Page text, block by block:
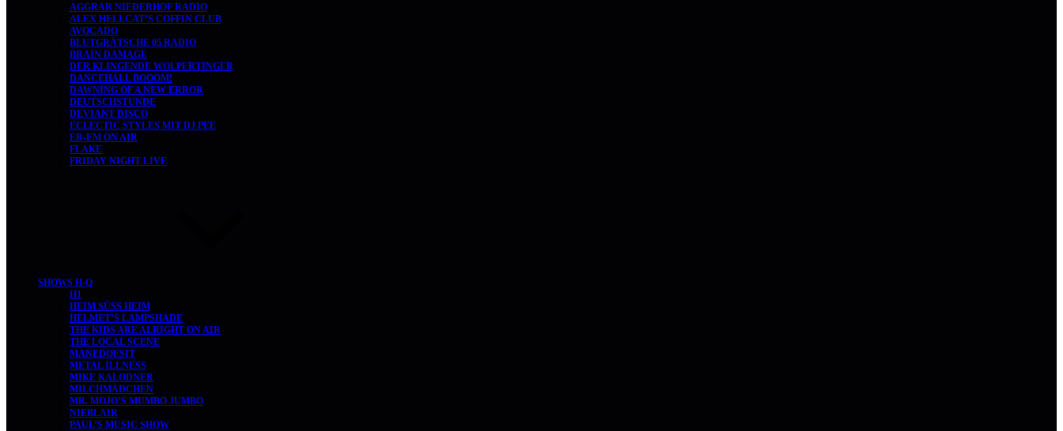
AGGRAR NIEDERHOF RADIO
ALEX HELLCAT’S COFFIN CLUB
AVOCADO
BLUTGRÄTSCHE 05 RADIO
BRAIN DAMAGE
DER KLINGENDE WOLPERTINGER
DANCEHALL BOOOM!
DAWNING OF A NEW ERROR
DEUTSCHSTUNDE
DEVIANT DISCO
ECLECTIC STYLES MIT DJ PEE
ER-EM ON AIR
FLAKE
FRIDAY NIGHT LIVE
SHOWS H-Q
H1
HEIM SÜSS HEIM
HELMET’S LAMPSHADE
THE KIDS ARE ALRIGHT ON AIR
THE LOCAL SCENE
MANEDOESIT
METAL ILLNESS
MIKE KALODNER
MILCHMÄDCHEN
MR. MOJO’S MUMBO JUMBO
NIEBLAIR
PAUL’S MUSIC SHOW